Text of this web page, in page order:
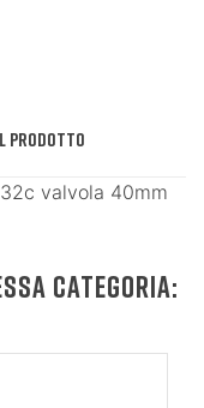
prodotto
valvola 40mm
CATEGORIA: